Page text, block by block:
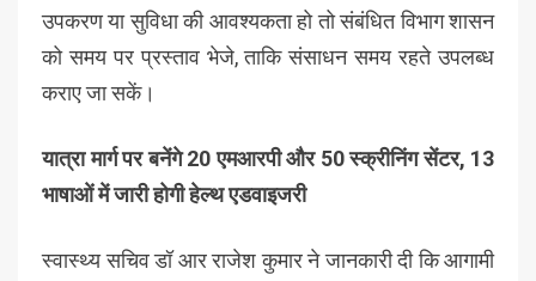
उपकरण या सुविधा की आवश्यकता हो तो संबंधित विभाग शासन
को समय पर प्रस्ताव भेजे, ताकि संसाधन समय रहते उपलब्ध
कराए जा सकें।
यात्रा मार्ग पर बनेंगे 20 एमआरपी और 50 स्क्रीनिंग सेंटर, 13
भाषाओं में जारी होगी हेल्थ एडवाइजरी
स्वास्थ्य सचिव डॉ आर राजेश कुमार ने जानकारी दी कि आगामी